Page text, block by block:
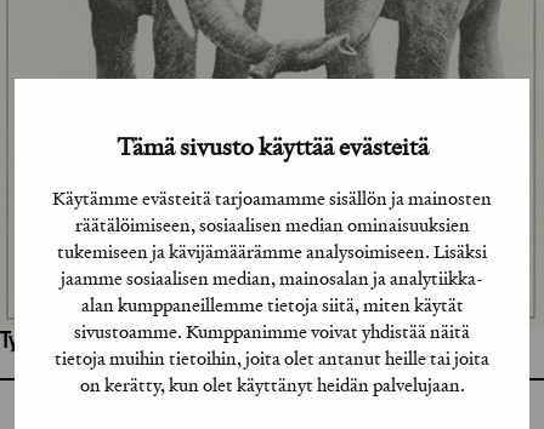
Tämä sivusto käyttää evästeitä
Käytämme evästeitä tarjoamamme sisällön ja mainosten
räätälöimiseen, sosiaalisen median ominaisuuksien
tukemiseen ja kävijämäärämme analysoimiseen. Lisäksi
jaamme sosiaalisen median, mainosalan ja analytiikka-
alan kumppaneillemme tietoja siitä, miten käytät
sivustoamme. Kumppanimme voivat yhdistää näitä
tietoja muihin tietoihin, joita olet antanut heille tai joita
on kerätty, kun olet käyttänyt heidän palvelujaan.
Työhön osallistuneet henkilöt / tahot: